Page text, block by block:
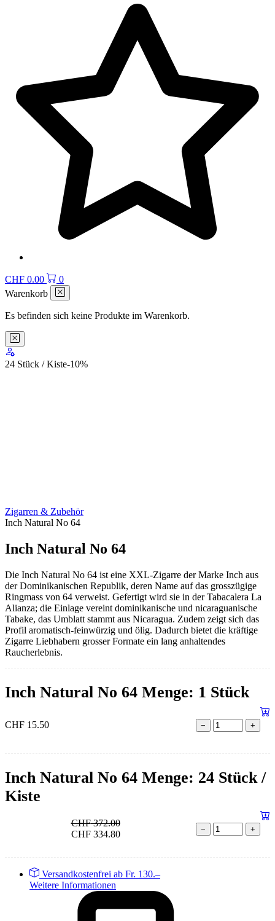
CHF 0.00
0
Warenkorb
Es befinden sich keine Produkte im Warenkorb.
24 Stück / Kiste-10%
Zigarren & Zubehör
Inch Natural No 64
Inch Natural No 64
Die Inch Natural No 64 ist eine XXL-Zigarre der Marke Inch aus
der Dominikanischen Republik, deren Name auf das grosszügige
Ringmass von 64 verweist. Gefertigt wird sie in der Tabacalera La
Alianza; die Einlage vereint dominikanische und nicaraguanische
Tabake, das Umblatt stammt aus Nicaragua. Zudem zeigt sich das
Profil aromatisch-feinwürzig und ölig. Dadurch bietet die kräftige
Zigarre Liebhabern grosser Formate ein lang anhaltendes
Raucherlebnis.
Inch Natural No 64 Menge: 1 Stück
CHF 15.50 − +
Inch Natural No 64 Menge: 24 Stück /
Kiste
CHF372.00
CHF334.80 − +
Versandkostenfrei ab Fr. 130.–
Weitere Informationen